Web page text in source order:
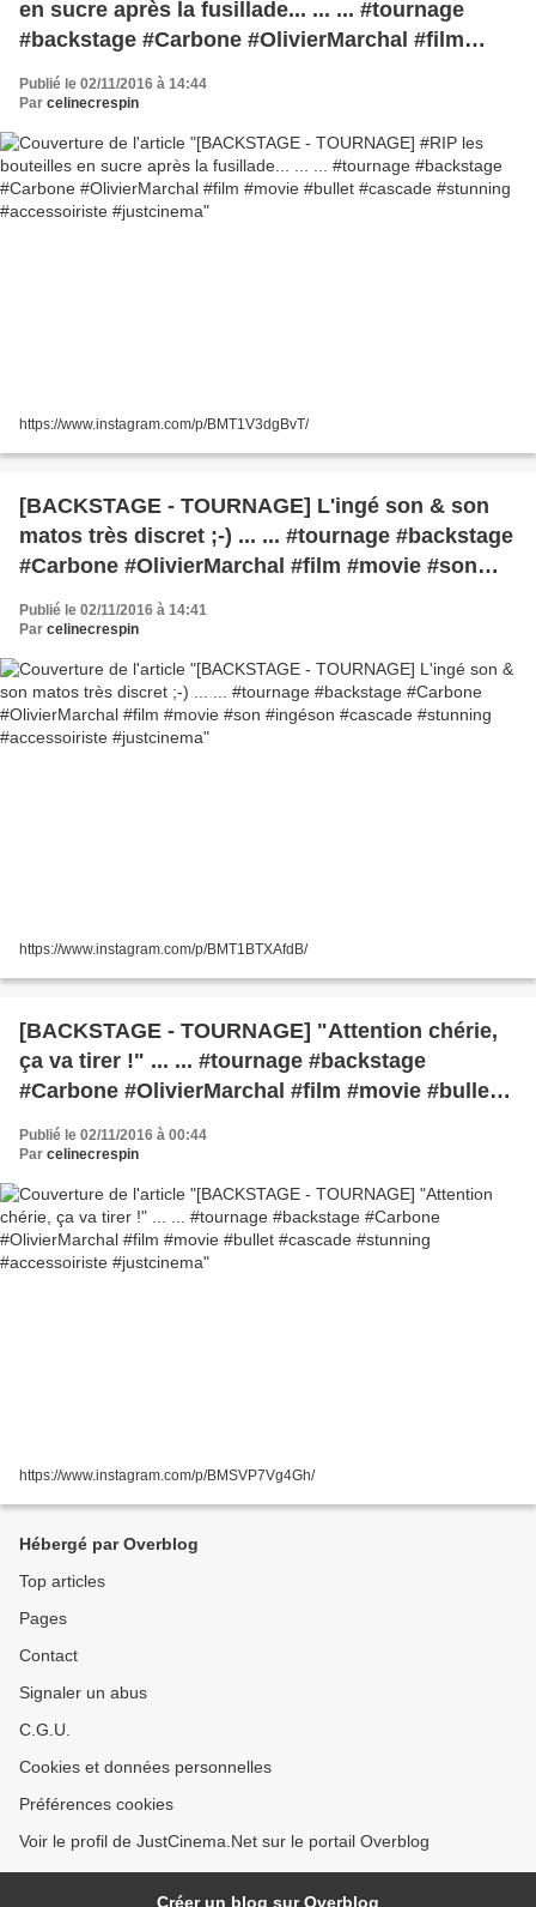
en sucre après la fusillade... ... ... #tournage
#backstage #Carbone #OlivierMarchal #film
#movie #bullet #cascade #stunning
#accessoiriste #justcinema
Publié le 02/11/2016 à 14:44
Par celinecrespin
https://www.instagram.com/p/BMT1V3dgBvT/
[BACKSTAGE - TOURNAGE] L'ingé son & son
matos très discret ;-) ... ... #tournage #backstage
#Carbone #OlivierMarchal #film #movie #son
#justcinema
Publié le 02/11/2016 à 14:41
Par celinecrespin
https://www.instagram.com/p/BMT1BTXAfdB/
[BACKSTAGE - TOURNAGE] "Attention chérie,
ça va tirer !" ... ... #tournage #backstage
#Carbone #OlivierMarchal #film #movie #bullet
#cascade #stunning #accessoiriste #justcinema
Publié le 02/11/2016 à 00:44
Par celinecrespin
https://www.instagram.com/p/BMSVP7Vg4Gh/
Hébergé par Overblog
Top articles
Pages
Contact
Signaler un abus
C.G.U.
Cookies et données personnelles
Préférences cookies
Voir le profil de JustCinema.Net sur le portail Overblog
Créer un blog sur Overblog